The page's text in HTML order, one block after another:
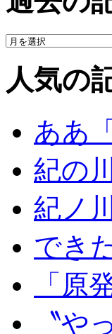
人気の
ああ
紀の
紀ノ
でき
「原
〝や